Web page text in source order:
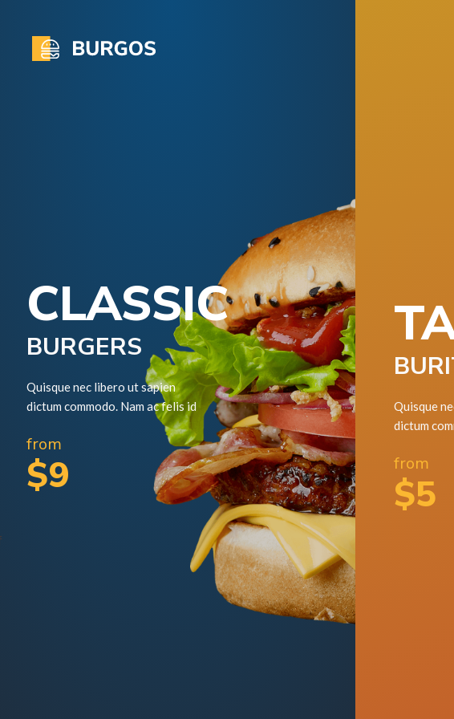
CLASSIC
BURGERS
Quisque nec libero ut sapien
dictum commodo. Nam ac felis id
from
$9
Quisque
dictum
from
$5